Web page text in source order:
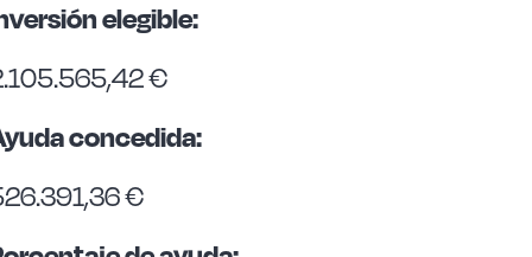
elegible:
€
concedida:
€